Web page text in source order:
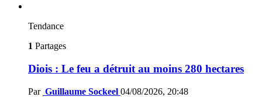
Tendance
1 Partages
Diois : Le feu a détruit au moins 280 hectares
Par Guillaume Sockeel 04/08/2026, 20:48